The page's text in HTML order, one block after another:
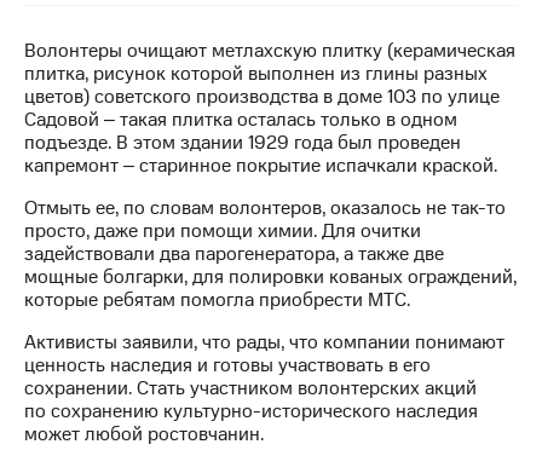
Интервью
Финансовая
отчетность
Контакты
Пригласить
спикера
и акционерам
Корпоративное
Корпоративный
секретарь
Раскрытие
информации
Волонтеры очищают метлахскую плитку (керамическая
плитка, рисунок которой выполнен из глины разных
цветов) советского производства в доме 103 по улице
Садовой ‒ такая плитка осталась только в одном
подъезде. В этом здании 1929 года был проведен
капремонт ‒ старинное покрытие испачкали краской.
Отмыть ее, по словам волонтеров, оказалось не так-то
просто, даже при помощи химии. Для очитки
задействовали два парогенератора, а также две
мощные болгарки, для полировки кованых ограждений,
которые ребятам помогла приобрести МТС.
Активисты заявили, что рады, что компании понимают
ценность наследия и готовы участвовать в его
сохранении. Стать участником волонтерских акций
по сохранению культурно-исторического наследия
может любой ростовчанин.